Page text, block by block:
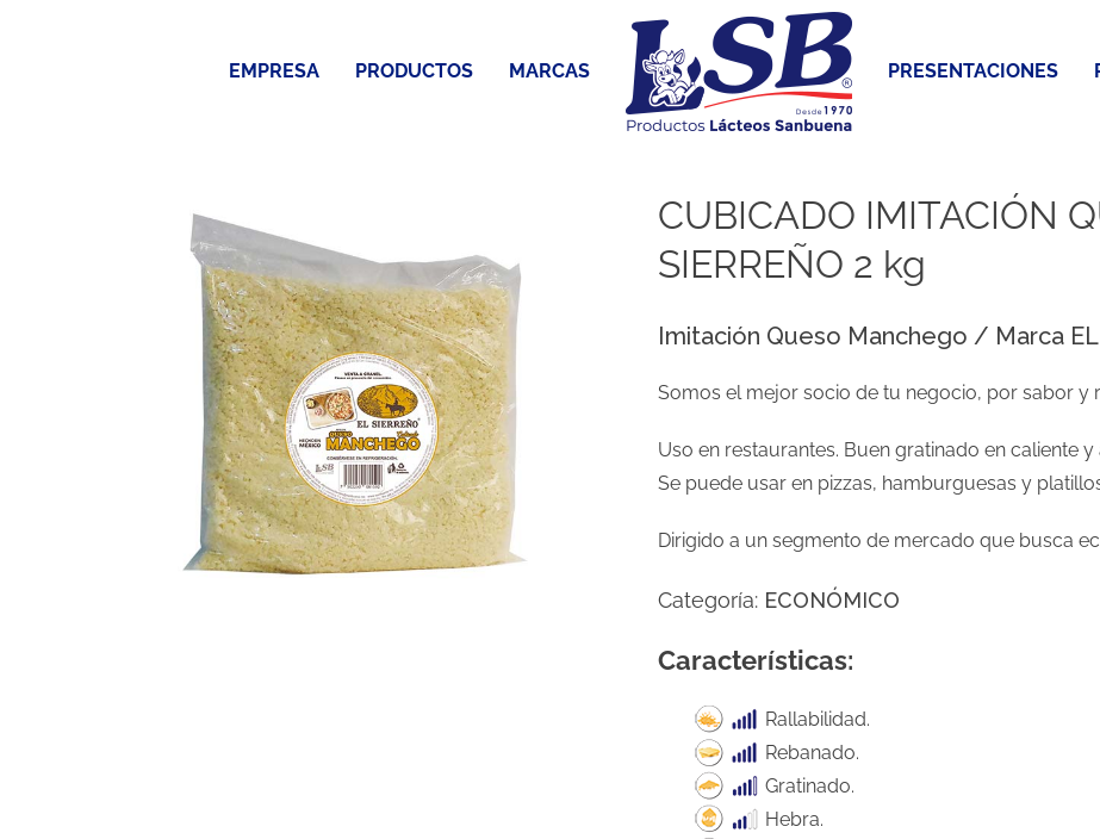
EMPRESA PRODUCTOS MARCAS PRESENTACIONES
CUBICADO IMITACIÓN
SIERREÑO 2 kg
Imitación Queso Manchego / Marca EL
Somos el mejor socio de tu negocio, por sabor y
Uso en restaurantes. Buen gratinado en caliente
Se puede usar en pizzas, hamburguesas y
Dirigido a un segmento de mercado que busca
Categoría: ECONÓMICO
Características:
Rallabilidad.
Rebanado.
Gratinado.
Hebra.